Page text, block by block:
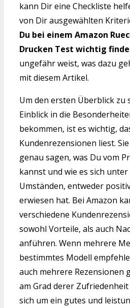
kann Dir eine Checkliste
von Dir ausgewählten
Du bei einem Amazon
Drucken Test wichtig
ungefähr weist, was dazu
mit diesem Artikel.
Um den ersten Überblick zu
Einblick in die
bekommen, ist es wichtig,
Kundenrezensionen liest.
genau sagen, was Du vom
kannst und wie es sich
Umständen, entweder
erwiesen hat. Bei Amazon
verschiedene
sowohl Vorteile, als auch
anführen. Wenn mehrere
bestimmtes Modell
auch mehrere Rezensionen
am Grad derer
sich um ein gutes und